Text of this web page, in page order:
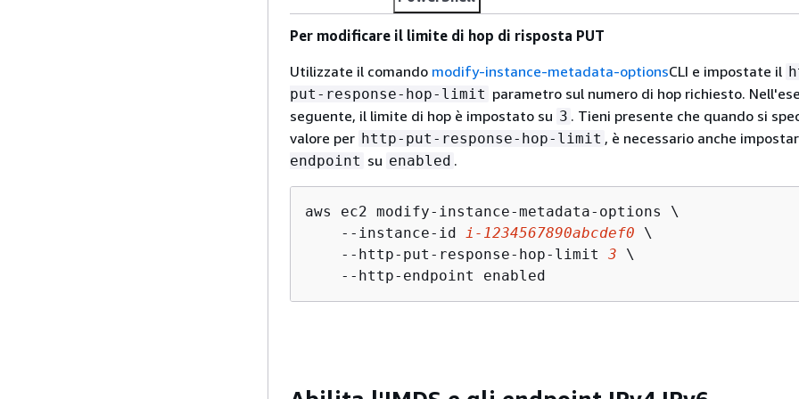
Per modificare il limite di hop di risposta PUT
Utilizzate il comando modify-instance-metadata-optionsCLI e impostate il
put-response-hop-limit parametro sul numero di hop richiesto.
seguente, il limite di hop è impostato su 3 . Tieni presente che quando si
valore per http-put-response-hop-limit , è necessario anche
endpoint su enabled .
aws ec2 modify-instance-metadata-options \
    --instance-id
i-1234567890abcdef0 \
    --http-put-response-hop-limit
3 \
    --http-endpoint enabled